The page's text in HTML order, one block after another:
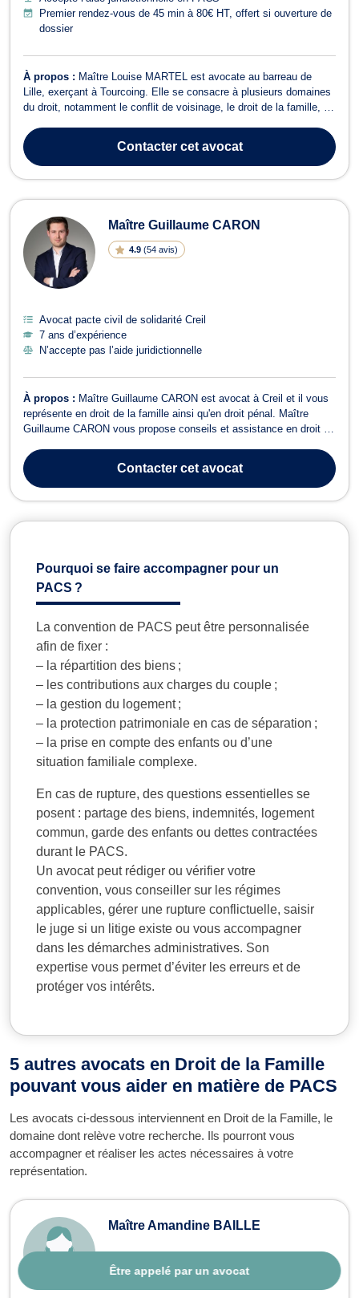
Être appelé par un avocat
Premier rendez-vous de 45 min à 80€ HT, offert si ouverture de
dossier
À propos : Maître Louise MARTEL est avocate au barreau de
Lille, exerçant à Tourcoing. Elle se consacre à plusieurs domaines
du droit, notamment le conflit de voisinage, le droit de la famille, le
d'habitation. En droit de la famille, Maître MARTEL vous
accompagne...
Contactercet avocat
Maître Guillaume CARON
4.9 (54 avis)
Avocat pacte civil de solidarité Creil
7 ans d’expérience
N’accepte pas l’aide juridictionnelle
À propos : Maître Guillaume CARON est avocat à Creil et il vous
représente en droit de la famille ainsi qu'en droit pénal. Maître
Guillaume CARON vous propose conseils et assistance en droit de
la séparation, à la dissolution du PACS et aux problèmes qui en
décou...
Contactercet avocat
Pourquoi se faire accompagner pour un
PACS ?
La convention de PACS peut être personnalisée
afin de fixer :
– la répartition des biens ;
– les contributions aux charges du couple ;
– la gestion du logement ;
– la protection patrimoniale en cas de séparation ;
– la prise en compte des enfants ou d’une
situation familiale complexe.
En cas de rupture, des questions essentielles se
posent : partage des biens, indemnités, logement
commun, garde des enfants ou dettes contractées
durant le PACS.
Un avocat peut rédiger ou vérifier votre
convention, vous conseiller sur les régimes
applicables, gérer une rupture conflictuelle, saisir
le juge si un litige existe ou vous accompagner
dans les démarches administratives. Son
expertise vous permet d’éviter les erreurs et de
protéger vos intérêts.
5 autres avocats en Droit de la Famille
pouvant vous aider en matière de PACS
Les avocats ci-dessous interviennent en Droit de la Famille, le
domaine dont relève votre recherche. Ils pourront vous
accompagner et réaliser les actes nécessaires à votre
représentation.
Maître Amandine BAILLE